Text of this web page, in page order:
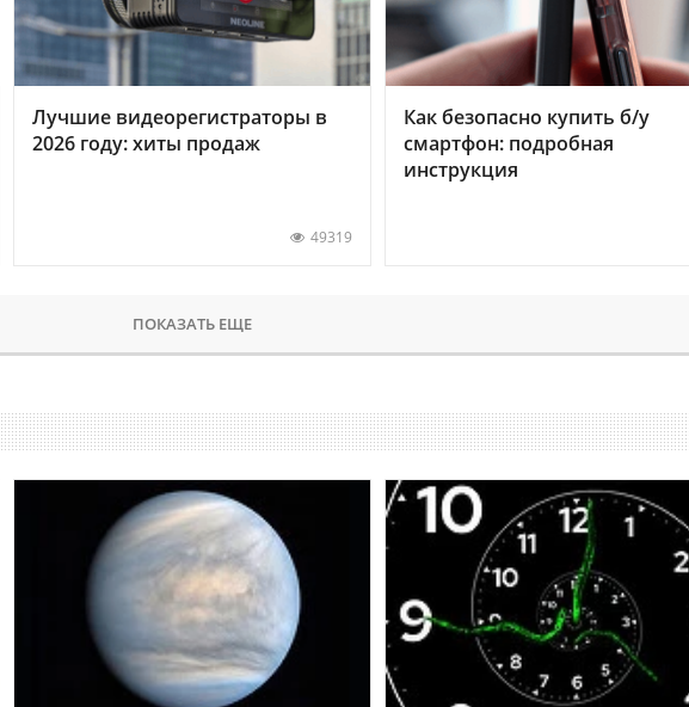
Лучшие видеорегистраторы в
2026 году: хиты продаж
49319
Как безопасно купить б/у
смартфон: подробная
инструкция
ПОКАЗАТЬ ЕЩЕ